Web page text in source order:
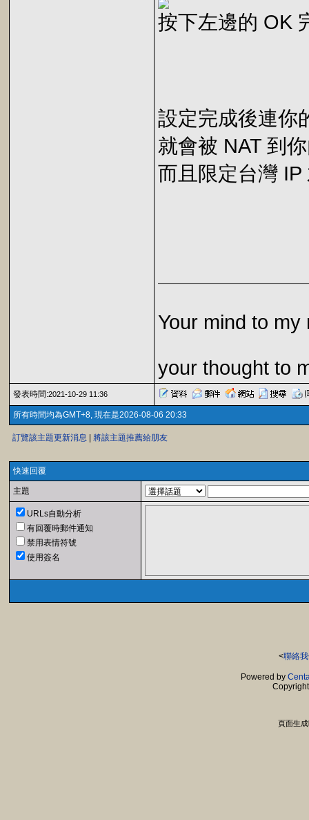
按下左邊的 OK
設定完成後連你
就會被 NAT 到
而且限定台灣
Your mind to my
your thought to
發表時間:2021-10-29 11:36
所有時間均為GMT+8, 現在是2026-08-06 20:33
訂覽該主題更新消息 將該主題推薦給朋友
快速回覆
主題
URLs自動分析
有回覆時郵件通知
禁用表情符號
使用簽名
<聯絡
Powered by
頁面生